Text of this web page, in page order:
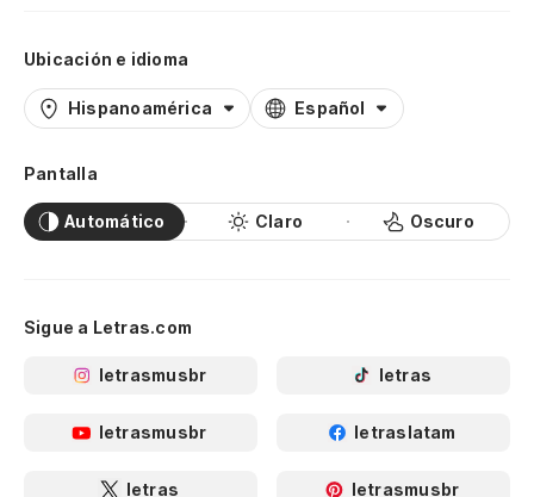
Ubicación e idioma
Hispanoamérica Español
Pantalla
Automático Claro Oscuro
Sigue a Letras.com
letrasmusbr letras
letrasmusbr letraslatam
letras letrasmusbr